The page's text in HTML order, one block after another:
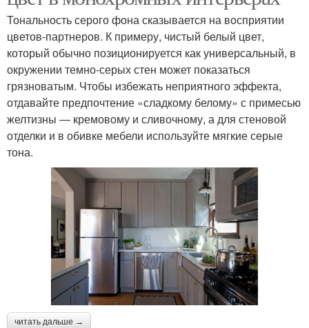
Тональность серого фона сказывается на восприятии
цветов-партнеров. К примеру, чистый белый цвет,
который обычно позиционируется как универсальный, в
окружении темно-серых стен может показаться
грязноватым. Чтобы избежать неприятного эффекта,
отдавайте предпочтение «сладкому белому» с примесью
желтизны ― кремовому и сливочному, а для стеновой
отделки и в обивке мебели используйте мягкие серые
тона.
читать дальше →